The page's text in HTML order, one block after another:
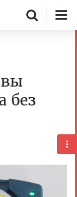
вы
без